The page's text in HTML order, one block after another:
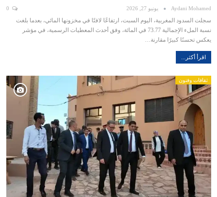
Aydani Mohamed يونيو 27, 2026
سجلت السدود المغربية، اليوم السبت، ارتفاعًا لافتًا في مخزونها المائي، بعدما بلغت
نسبة الملء الإجمالية 73.77 في المائة، وفق أحدث المعطيات الرسمية، في مؤشر
يعكس تحسنًا كبيرًا مقارنة…
اقرأ أكثر...
ثقافات وفنون